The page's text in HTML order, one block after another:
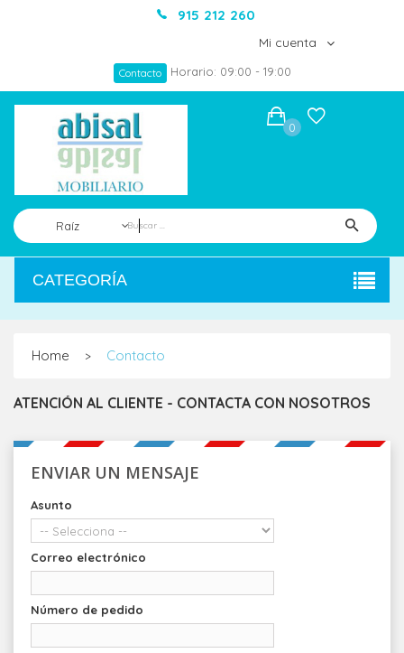
915 212 260
Mi cuenta
Contacto Horario: 09:00 - 19:00
Raíz
0
CATEGORÍA
Home > Contacto
ATENCIÓN AL CLIENTE - CONTACTA CON NOSOTROS
ENVIAR UN MENSAJE
Asunto
Correo electrónico
Número de pedido